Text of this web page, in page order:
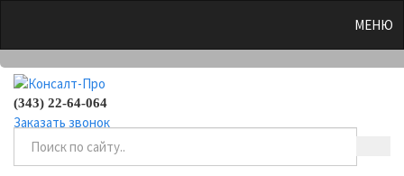
МЕНЮ
(343) 22-64-064
Заказать звонок